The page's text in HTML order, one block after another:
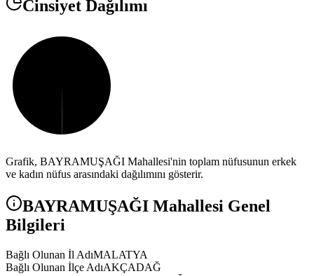
Cinsiyet Dağılımı
Grafik, BAYRAMUŞAĞI Mahallesi'nin toplam nüfusunun erkek
ve kadın nüfus arasındaki dağılımını gösterir.
BAYRAMUŞAĞI Mahallesi Genel
Bilgileri
Bağlı Olunan İl AdıMALATYA
Bağlı Olunan İlçe AdıAKÇADAĞ